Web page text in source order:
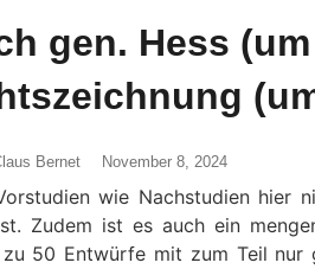
gen. Hess
Bernet November 8, 2024
wie Nachstudien hier
Zudem ist es auch ein
50 Entwürfe mit zum Teil nur